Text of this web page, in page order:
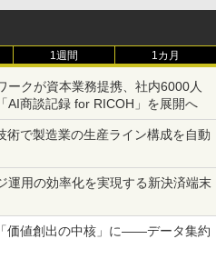
1週間 1カ月
ークが資本業務提携、社内6000人
AI商談記録 for RICOH」を展開へ
術で製造業の生産ライン構成を自動
運用の効率化を実現する新決済端末
価値創出の中核」に――データ集約